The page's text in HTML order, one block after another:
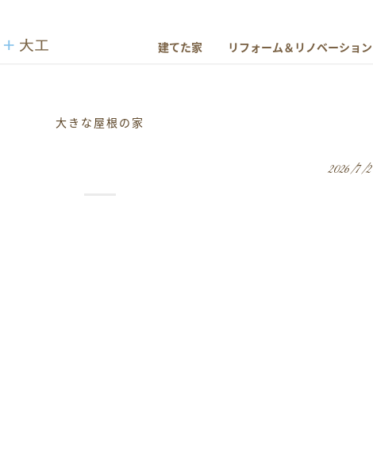
建てた家 リフォーム＆リノベーション
大きな屋根の家
2026/7/2